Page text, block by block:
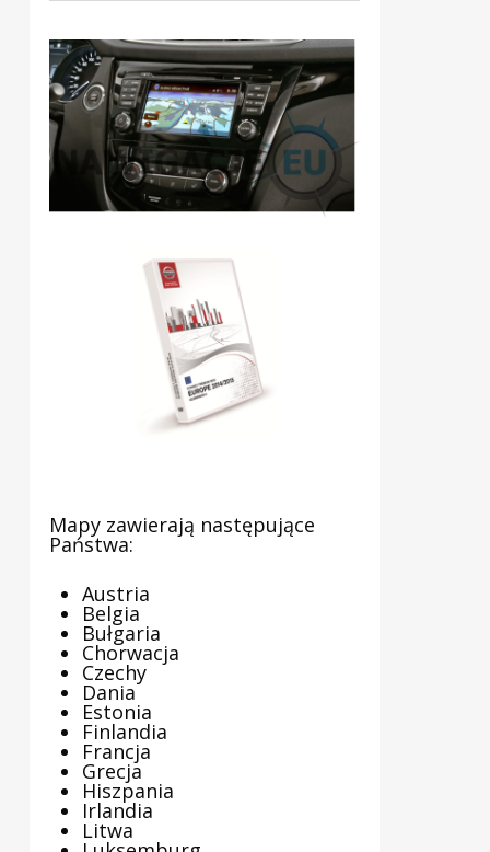
Mapy zawierają następujące
Państwa:
Austria
Belgia
Bułgaria
Chorwacja
Czechy
Dania
Estonia
Finlandia
Francja
Grecja
Hiszpania
Irlandia
Litwa